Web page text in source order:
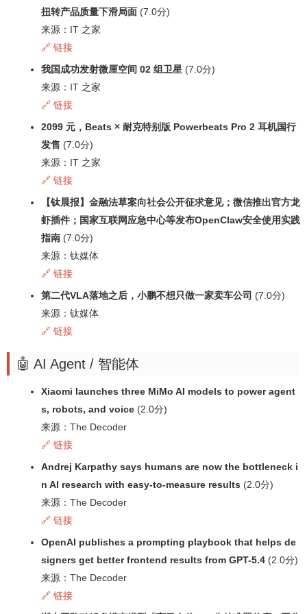
扭转产品质量下滑局面 (7.0分)
来源：IT 之家
🔗 链接
我国成功发射微厘空间 02 组卫星 (7.0分)
来源：IT 之家
🔗 链接
2099 元，Beats × 耐克特别版 Powerbeats Pro 2 耳机国行
发售 (7.0分)
来源：IT 之家
🔗 链接
【钛晨报】金融法草案向社会公开征求意见；微信推出官方龙
虾插件；国家互联网应急中心等发布OpenClaw安全使用实践
指南 (7.0分)
来源：钛媒体
🔗 链接
第二代VLA落地之后，小鹏不想只做一家卖车公司 (7.0分)
来源：钛媒体
🔗 链接
🤖 AI Agent / 智能体
Xiaomi launches three MiMo AI models to power agent
s, robots, and voice (2.0分)
来源：The Decoder
🔗 链接
Andrej Karpathy says humans are now the bottleneck i
n AI research with easy-to-measure results (2.0分)
来源：The Decoder
🔗 链接
OpenAI publishes a prompting playbook that helps de
signers get better frontend results from GPT-5.4 (2.0分)
来源：The Decoder
🔗 链接